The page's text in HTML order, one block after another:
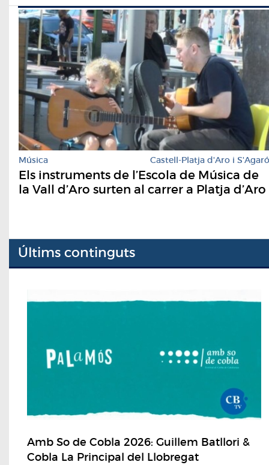
Música Castell-Platja d'Aro i S'Agaró
Els instruments de l’Escola de Música de
la Vall d’Aro surten al carrer a Platja d’Aro
Últims continguts
Amb So de Cobla 2026: Guillem Batllori &
Cobla La Principal del Llobregat